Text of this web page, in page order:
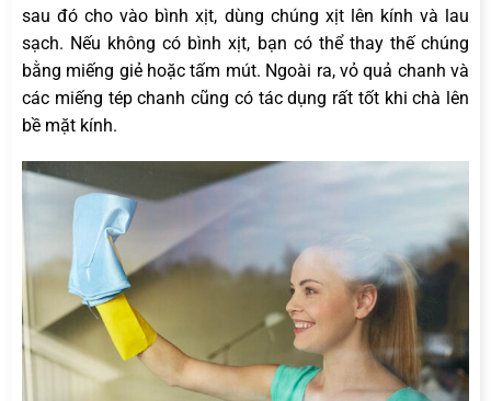
sau đó cho vào bình xịt, dùng chúng xịt lên kính và lau
sạch. Nếu không có bình xịt, bạn có thể thay thế chúng
bằng miếng giẻ hoặc tấm mút. Ngoài ra, vỏ quả chanh và
các miếng tép chanh cũng có tác dụng rất tốt khi chà lên
bề mặt kính.